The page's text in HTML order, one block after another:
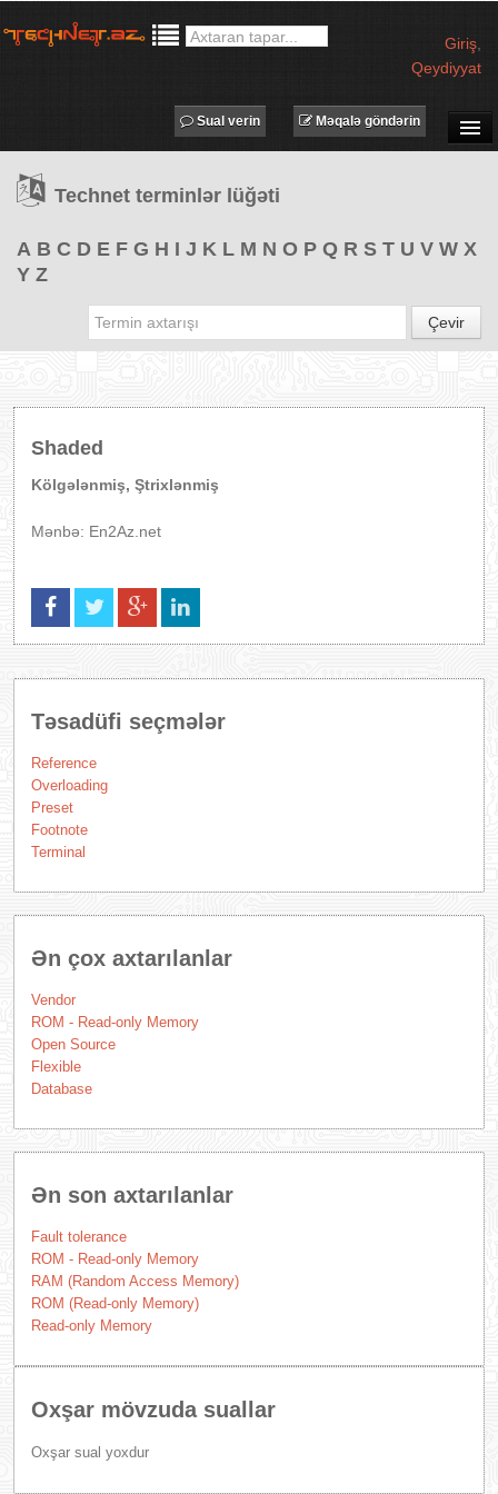
Giriş
Qeydiyyat
TƏDBİRLƏR
PROQRAMLAR
Məqalə göndərin
Sual verin
Technet terminlər lüğəti
A B C D E F G H I J K L M N O P Q R S T U V W X
Y Z
Çevir
Shaded
Kölgələnmiş, Ştrixlənmiş
Mənbə: En2Az.net
Təsadüfi seçmələr
Reference
Overloading
Preset
Footnote
Terminal
Ən çox axtarılanlar
Vendor
ROM - Read-only Memory
Open Source
Flexible
Database
Ən son axtarılanlar
Fault tolerance
ROM - Read-only Memory
RAM (Random Access Memory)
ROM (Read-only Memory)
Read-only Memory
Oxşar mövzuda suallar
Oxşar sual yoxdur